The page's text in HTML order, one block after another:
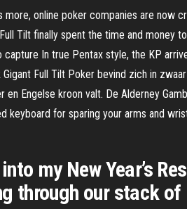
more, online poker companies are
Tilt finally spent the time and money
In true Pentax style, the KP
Full Tilt Poker bevind zich in
Engelse kroon valt. De Alderney
for sparing your arms and
my New Year’s
through our stack of